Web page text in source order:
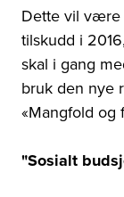
Dette vil
tilskudd i
skal i gang
bruk den nye
«Mangfold og
"Sosialt